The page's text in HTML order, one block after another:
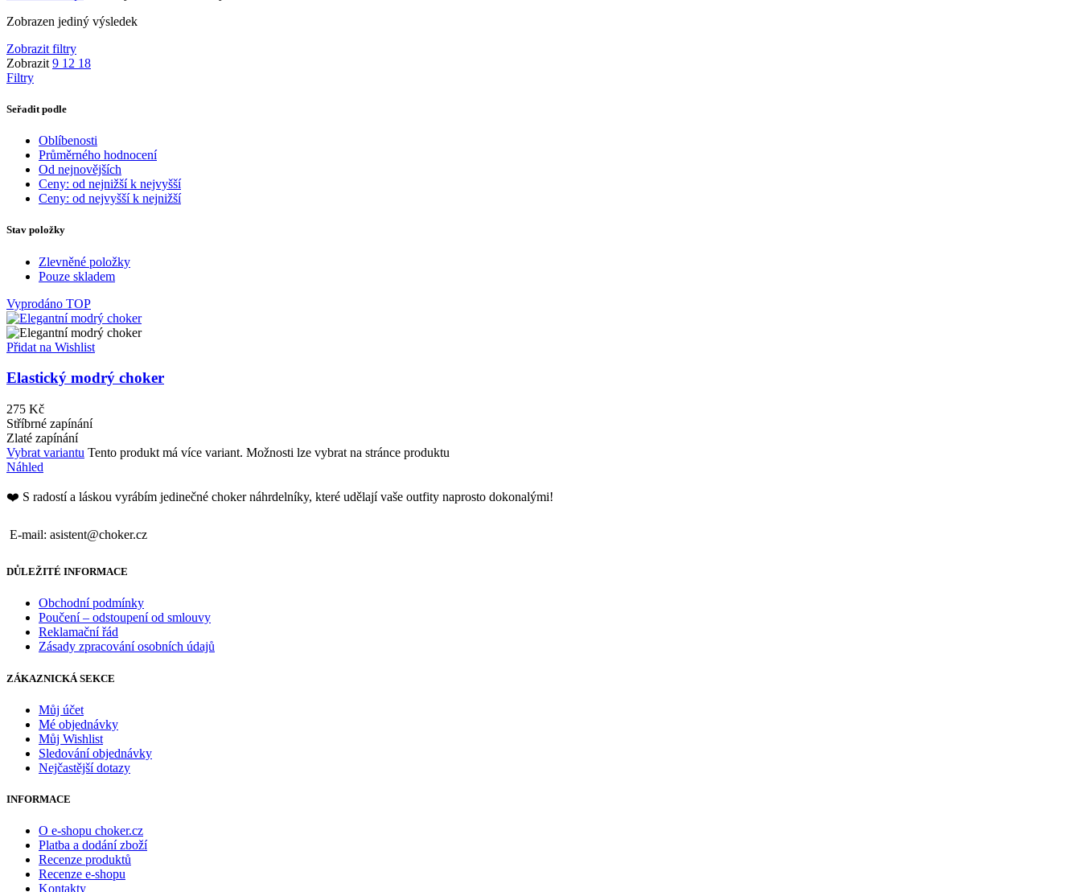
Zobrazen jediný výsledek
Zobrazit filtry
Zobrazit 9 12 18
Filtry
Seřadit podle
Oblíbenosti
Průměrného hodnocení
Od nejnovějších
Ceny: od nejnižší k nejvyšší
Ceny: od nejvyšší k nejnižší
Stav položky
Zlevněné položky
Pouze skladem
Vyprodáno TOP
Přidat na Wishlist
Elastický modrý choker
275 Kč
Stříbrné zapínání
Zlaté zapínání
Vybrat variantu Tento produkt má více variant. Možnosti lze vybrat na stránce produktu
Náhled
❤️ S radostí a láskou vyrábím jedinečné choker náhrdelníky, které udělají vaše outfity naprosto dokonalými!
E-mail: asistent@choker.cz
DŮLEŽITÉ INFORMACE
Obchodní podmínky
Poučení – odstoupení od smlouvy
Reklamační řád
Zásady zpracování osobních údajů
ZÁKAZNICKÁ SEKCE
Můj účet
Mé objednávky
Můj Wishlist
Sledování objednávky
Nejčastější dotazy
INFORMACE
O e-shopu choker.cz
Platba a dodání zboží
Recenze produktů
Recenze e-shopu
Kontakty